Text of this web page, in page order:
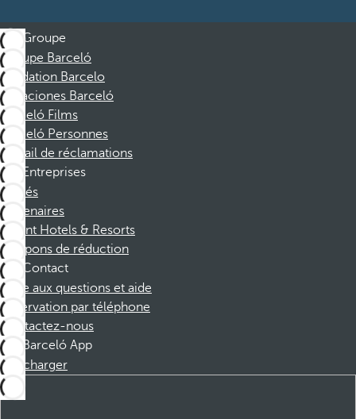
Groupe
Groupe Barceló
Fondation Barcelo
Vacaciones Barceló
Barceló Films
Barceló Personnes
Portail de réclamations
Entreprises
Affiliés
Partenaires
Dorint Hotels & Resorts
Coupons de réduction
Contact
Foire aux questions et aide
Réservation par téléphone
Contactez-nous
Barceló App
Télécharger